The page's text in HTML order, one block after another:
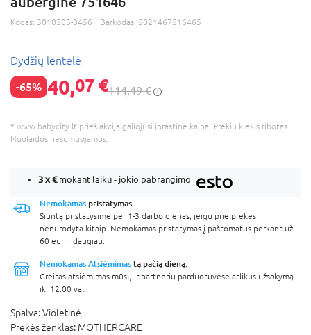
Kodas: 3010503-0456 Barkodas: 5021467516465
Dydžių lentelė
-65% 40,07 €114,49 €
* www.babycity.lt prieš akciją galiojusi įprastinė kaina. Prekių kiekis ribotas.
Nuolaidos nesumuojamos.
3 x€mokant laiku - jokio pabrangimo
Nemokamas pristatymas
Siuntą pristatysime per 1-3 darbo dienas, jeigu prie prekės
nenurodyta kitaip. Nemokamas pristatymas į paštomatus perkant už
60 eur ir daugiau.
Nemokamas Atsiėmimas tą pačią dieną.
Greitas atsiėmimas mūsų ir partnerių parduotuvėse atlikus užsakymą
iki 12:00 val.
Spalva:Violetinė
Prekės ženklas: MOTHERCARE